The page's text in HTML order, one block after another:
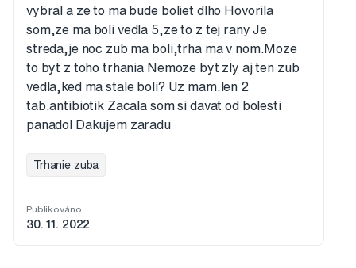
vybral a ze to ma bude boliet dlho Hovorila
som,ze ma boli vedla 5,ze to z tej rany Je
streda,je noc zub ma boli,trha ma v nom.Moze
to byt z toho trhania Nemoze byt zly aj ten zub
vedla,ked ma stale boli? Uz mam.len 2
tab.antibiotik Zacala som si davat od bolesti
panadol Dakujem zaradu
Trhanie zuba
Publikováno
30. 11. 2022